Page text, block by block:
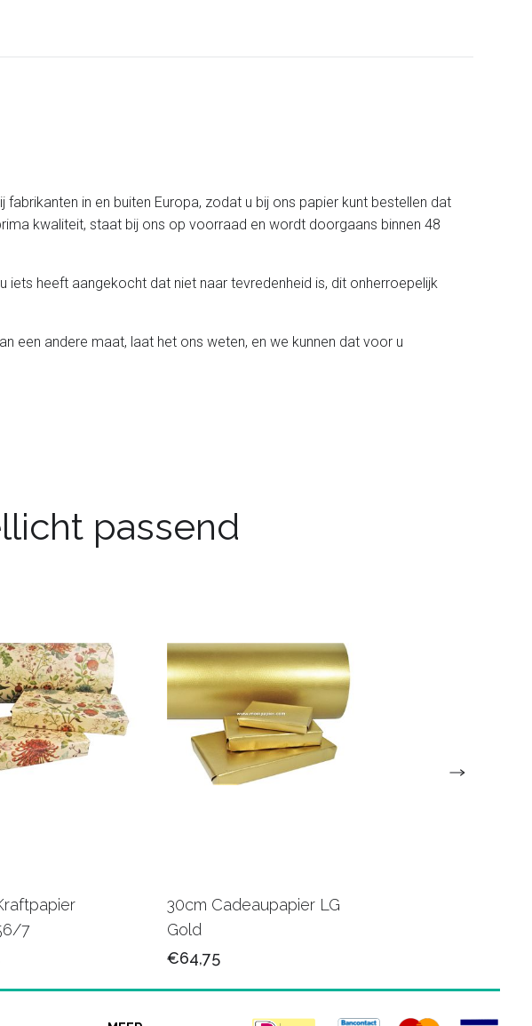
in en buiten Europa, zodat u bij ons papier kunt bestellen dat
kwaliteit, staat bij ons op voorraad en wordt doorgaans binnen 48
iets heeft aangekocht dat niet naar tevredenheid is, dit onherroepelijk
een andere maat, laat het ons weten, en we kunnen dat voor u
passend
7
30cm Cadeaupapier LG
Gold
€64,75